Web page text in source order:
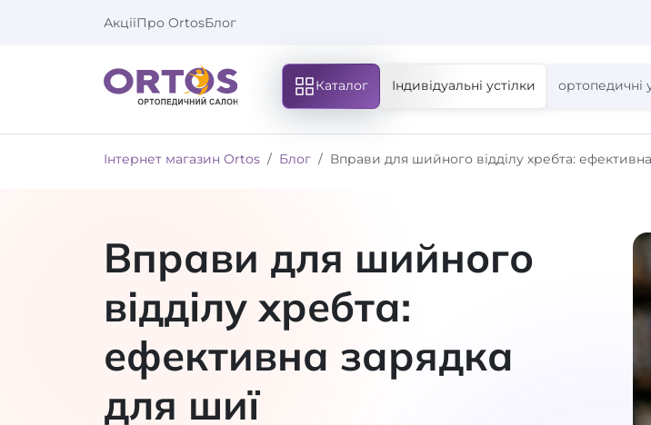
АкціїПро OrtosБлог
Каталог Індивідуальні устілки
Інтернет магазин Ortos Блог Вправи для шийного відділу хребта:
Вправи для шийного
відділу хребта:
ефективна зарядка
для шиї